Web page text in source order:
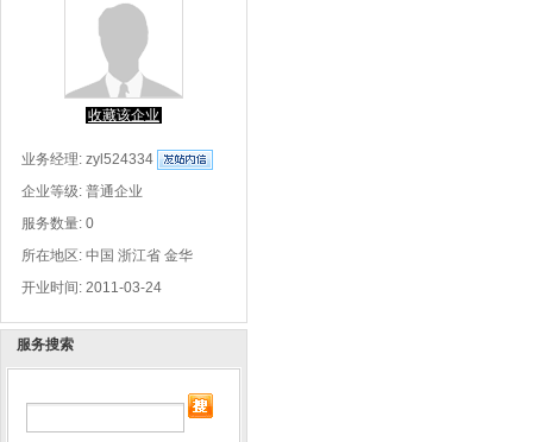
收藏该企业
业务经理: zyl524334
企业等级: 普通企业
服务数量: 0
所在地区: 中国 浙江省 金华
开业时间: 2011-03-24
服务搜索